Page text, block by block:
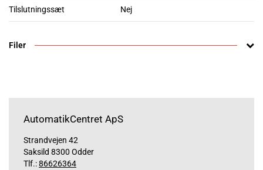
Tilslutningssæt Nej
Filer
AutomatikCentret ApS
Strandvejen 42
Saksild 8300 Odder
Tlf.:86626364